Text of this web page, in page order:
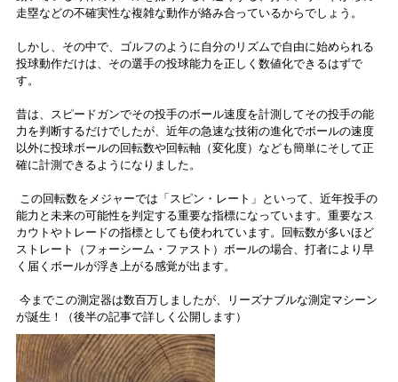
走塁などの不確実性な複雑な動作が絡み合っているからでしょう。
しかし、その中で、ゴルフのように自分のリズムで自由に始められる
投球動作だけは、その選手の投球能力を正しく数値化できるはずで
す。
昔は、スピードガンでその投手のボール速度を計測してその投手の能
力を判断するだけでしたが、近年の急速な技術の進化でボールの速度
以外に投球ボールの回転数や回転軸（変化度）なども簡単にそして正
確に計測できるようになりました。
この回転数をメジャーでは「スピン・レート」といって、近年投手の
能力と未来の可能性を判定する重要な指標になっています。重要なス
カウトやトレードの指標としても使われています。回転数が多いほど
ストレート（フォーシーム・ファスト）ボールの場合、打者により早
く届くボールが浮き上がる感覚が出ます。
今までこの測定器は数百万しましたが、リーズナブルな測定マシーン
が誕生！（後半の記事で詳しく公開します）